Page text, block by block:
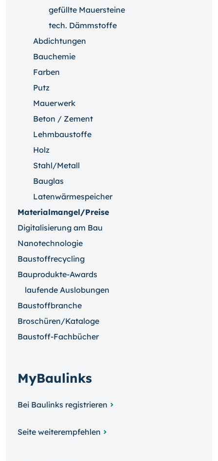
gefüllte Mauersteine
tech. Dämmstoffe
Abdichtungen
Bauchemie
Farben
Putz
Mauerwerk
Beton / Zement
Lehmbaustoffe
Holz
Stahl/Metall
Bauglas
Latenwärmespeicher
Materialmangel/Preise
Digitalisierung am Bau
Nanotechnologie
Baustoffrecycling
Bauprodukte-Awards
laufende Auslobungen
Baustoffbranche
Broschüren/Kataloge
Baustoff-Fachbücher
MyBaulinks
Bei Baulinks registrieren
Seite weiterempfehlen